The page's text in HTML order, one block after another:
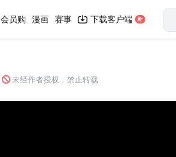
会员购 漫画 赛事 下载客户端
未经作者授权，禁止转载